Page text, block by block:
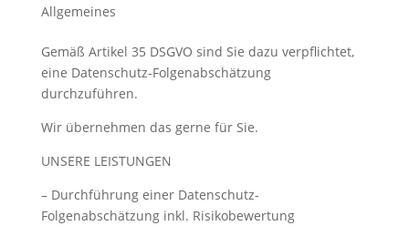
Allgemeines
Gemäß Artikel 35 DSGVO sind Sie dazu verpflichtet,
eine Datenschutz-Folgenabschätzung
durchzuführen.
Wir übernehmen das gerne für Sie.
UNSERE LEISTUNGEN
– Durchführung einer Datenschutz-
Folgenabschätzung inkl. Risikobewertung